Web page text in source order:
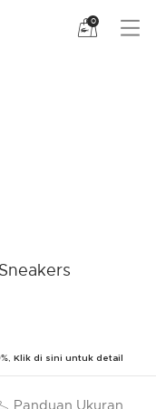
Lihat
0
Klik di sini untuk detail
Panduan Ukuran